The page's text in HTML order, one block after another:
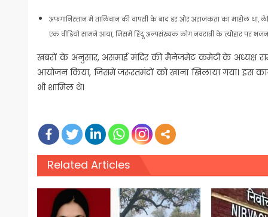
अफगानिस्तान में तालिबान की वापसी के बाद डर और अराजकता का माहौल
एक वीडियो सामने आया, जिसमें हिंदू अल्पसंख्यक लोग नवरात्री के त्यौहार पर
खबरों के अनुसार, असमाई मंदिर की मैनेजमेंट कमेटी के अध्यक्ष
आयोजन किया, जिसमें जरूरतमंदों को खाना खिलाया गया। इस
भी शामिल थे।
Related Articles